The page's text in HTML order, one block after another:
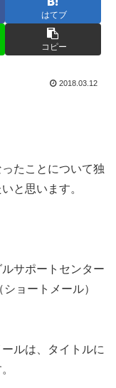
はてブ
コピー
2018.03.12
たことについて独
と思います。
サポートセンター
ョートメール）
ルは、タイトルに